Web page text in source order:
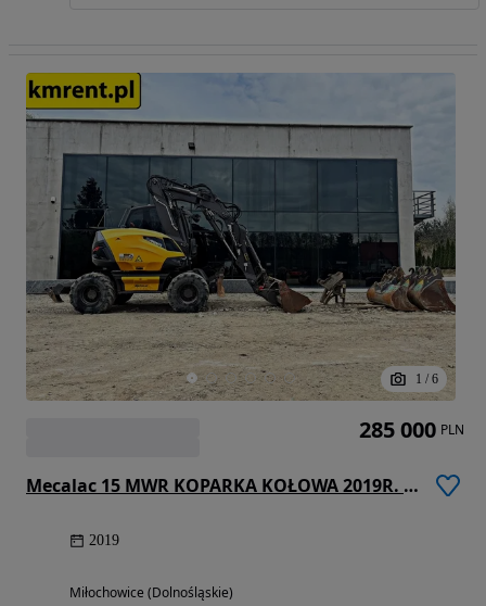
1 / 6
Mecalac 15 MWR KOPARKA KOŁOWA 2019R. | 11 MWR, 714
2019
Miłochowice (Dolnośląskie)
285 000 PLN